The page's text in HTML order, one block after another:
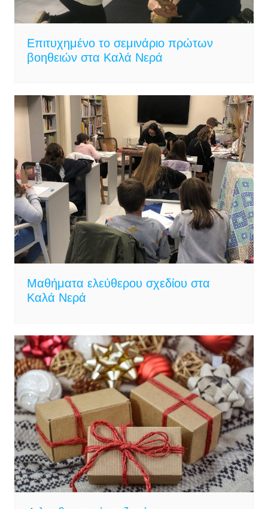
Επιτυχημένο το σεμινάριο πρώτων
βοηθειών στα Καλά Νερά
Μαθήματα ελεύθερου σχεδίου στα
Καλά Νερά